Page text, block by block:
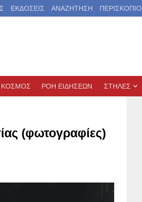
ΕΚΔΟΣΕΙΣ ΑΝΑΖΗΤΗΣΗ ΠΕΡΙΣΚΟΠΙΟ
ΚΟΣΜΟΣ ΡΟΗ ΕΙΔΗΣΕΩΝ ΣΤΗΛΕΣ
(φωτογραφίες)